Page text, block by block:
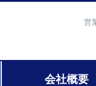
営
会社概要